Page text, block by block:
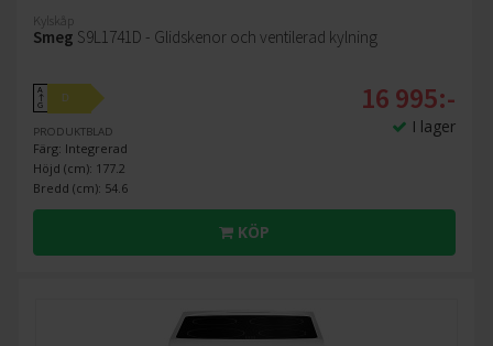
Kylskåp
Smeg S9L1741D - Glidskenor och ventilerad kylning
A
↑
G
D
PRODUKTBLAD
Färg: Integrerad
Höjd (cm): 177.2
Bredd (cm): 54.6
16 995:-
I lager
KÖP